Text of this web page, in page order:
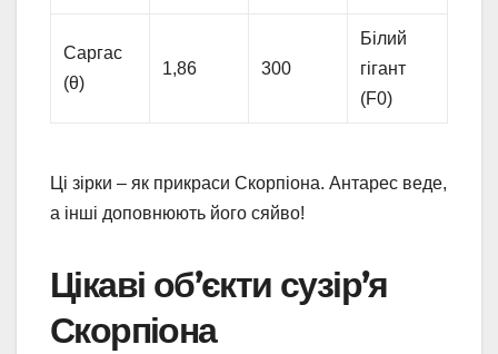
Саргас
(θ)
1,86 300
Білий
гігант
(F0)
Ці зірки – як прикраси Скорпіона. Антарес веде,
а інші доповнюють його сяйво!
Цікаві об’єкти сузір’я
Скорпіона